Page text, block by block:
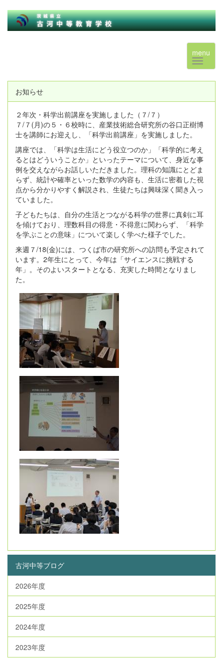
menu
お知らせ
２年次・科学出前講座を実施しました（７/７）
７/７(月)の５・６校時に、産業技術総合研究所の谷口正樹博
士を講師にお迎えし、「科学出前講座」を実施しました。
講座では、「科学は生活にどう役立つのか」「科学的に考え
るとはどういうことか」といったテーマについて、身近な事
例を交えながらお話しいただきました。理科の知識にとどま
らず、統計や確率といった数学の内容も、生活に密着した視
点から分かりやすく解説され、生徒たちは興味深く聞き入っ
ていました。
子どもたちは、自分の生活とつながる科学の世界に真剣に耳
を傾けており、理数科目の得意・不得意に関わらず、「科学
を学ぶことの意味」について楽しく学べた様子でした。
来週７/18(金)には、つくば市の研究所への訪問も予定されて
います。2年生にとって、今年は「サイエンスに挑戦する
年」。そのよいスタートとなる、充実した時間となりまし
た。
古河中等ブログ
2026年度
2025年度
2024年度
2023年度